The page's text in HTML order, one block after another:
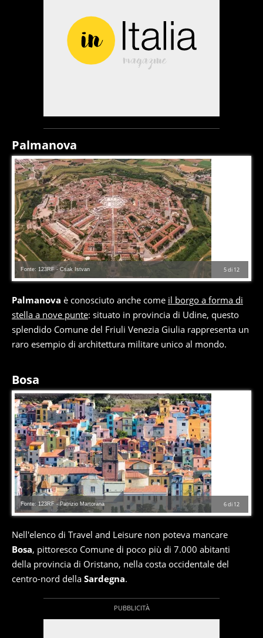
Palmanova
5di 12
Fonte: 123RF - Csak Istvan
Palmanova è conosciuto anche come il borgo a forma di
stella a nove punte: situato in provincia di Udine, questo
splendido Comune del Friuli Venezia Giulia rappresenta un
raro esempio di architettura militare unico al mondo.
Bosa
6di 12
Fonte: 123RF - Patrizio Martorana
Nell'elenco di Travel and Leisure non poteva mancare
Bosa, pittoresco Comune di poco più di 7.000 abitanti
della provincia di Oristano, nella costa occidentale del
centro-nord della Sardegna.